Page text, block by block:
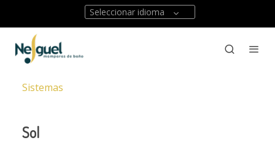
Seleccionar idioma
Sistemas
Sol